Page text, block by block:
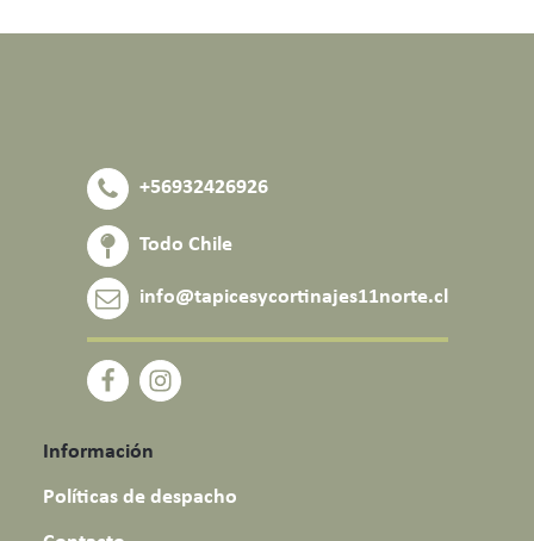
+56932426926
Todo Chile
info@tapicesycortinajes11norte.cl
Información
Políticas de despacho